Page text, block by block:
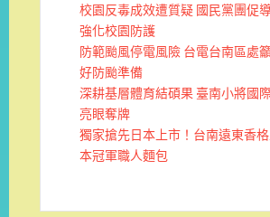
校園反毒成效遭質疑 國民黨團促
強化校園防護
防範颱風停電風險 台電台南區處
好防颱準備
深耕基層體育結碩果 臺南小將國
亮眼奪牌
獨家搶先日本上市！台南遠東香
本冠軍職人麵包